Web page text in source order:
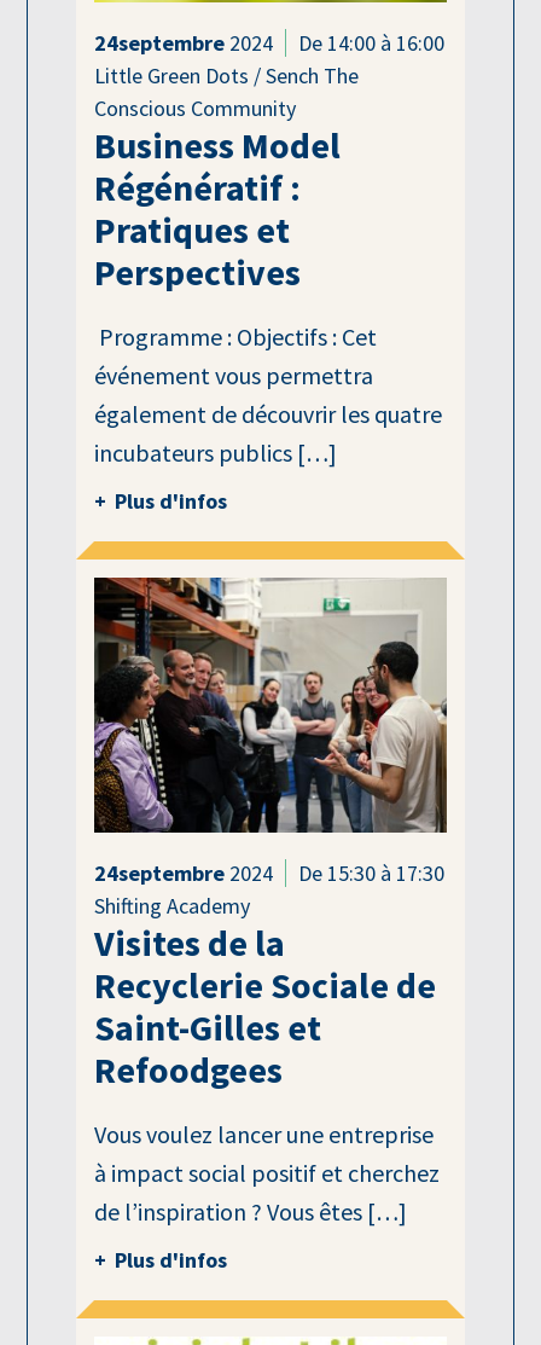
24septembre 2024
De 14:00 à 16:00
Little Green Dots / Sench The
Conscious Community
Business Model
Régénératif :
Pratiques et
Perspectives
Programme : Objectifs : Cet
événement vous permettra
également de découvrir les quatre
incubateurs publics […]
Plus d'infos
24septembre 2024
De 15:30 à 17:30
Shifting Academy
Visites de la
Recyclerie Sociale de
Saint-Gilles et
Refoodgees
Vous voulez lancer une entreprise
à impact social positif et cherchez
de l’inspiration ? Vous êtes […]
Plus d'infos